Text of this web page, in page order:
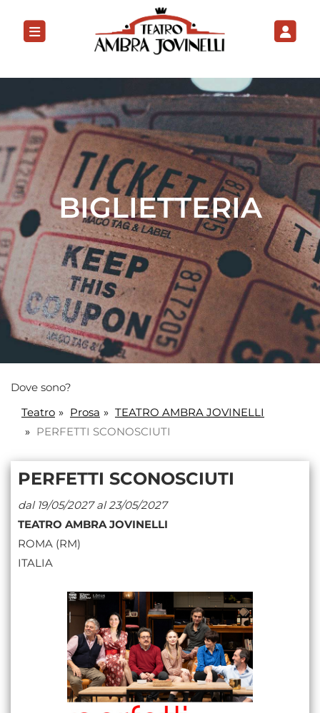
BIGLIETTERIA
Dove sono?
Teatro
Prosa
TEATRO AMBRA JOVINELLI
PERFETTI SCONOSCIUTI
PERFETTI SCONOSCIUTI
dal 19/05/2027 al 23/05/2027
TEATRO AMBRA JOVINELLI
ROMA (RM)
ITALIA